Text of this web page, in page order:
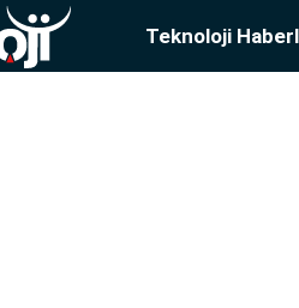
Teknoloji